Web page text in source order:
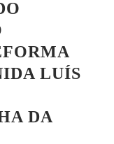
LUÍS
DA